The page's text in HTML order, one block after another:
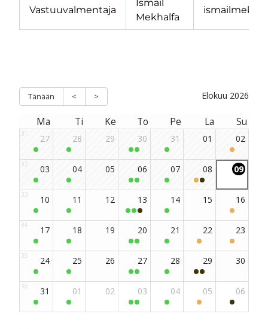
Vastuuvalmentaja
Ismail
Mekhalfa
sivu
kanava